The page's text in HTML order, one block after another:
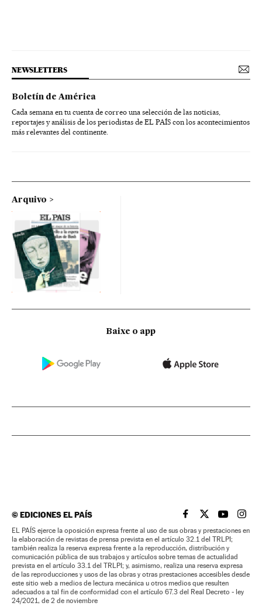
NEWSLETTERS
Boletín de América
Cada semana en tu cuenta de correo una selección de las noticias,
reportajes y análisis de los periodistas de EL PAÍS con los acontecimientos
más relevantes del continente.
Arquivo
Baixe o app
©EDICIONES EL PAÍS EL PAÍS BRASIL EN
EL PAÍSEL PAÍS
EL
EL PAÍS ejerce la oposición expresa frente al uso de sus obras y prestaciones en
la elaboración de revistas de prensa prevista en el artículo 32.1 del TRLPI;
también realiza la reserva expresa frente a la reproducción, distribución y
comunicación pública de sus trabajos y artículos sobre temas de actualidad
prevista en el artículo 33.1 del TRLPI; y, asimismo, realiza una reserva expresa
de las reproducciones y usos de las obras y otras prestaciones accesibles desde
este sitio web a medios de lectura mecánica u otros medios que resulten
adecuados a tal fin de conformidad con el artículo 67.3 del Real Decreto - ley
24/2021, de 2 de noviembre